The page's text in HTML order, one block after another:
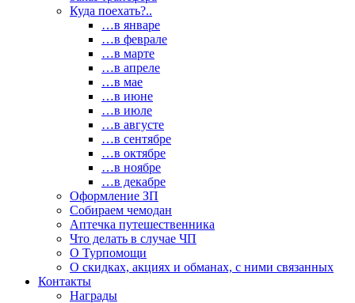
Куда поехать?..
…в январе
…в феврале
…в марте
…в апреле
…в мае
…в июне
…в июле
…в августе
…в сентябре
…в октябре
…в ноябре
…в декабре
Оформление ЗП
Собираем чемодан
Аптечка путешественника
Что делать в случае ЧП
О Турпомощи
О скидках, акциях и обманах, с ними связанных
Контакты
Награды